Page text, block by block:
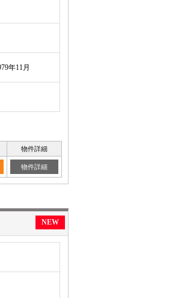
年11月
物件詳細
物件詳細
NEW